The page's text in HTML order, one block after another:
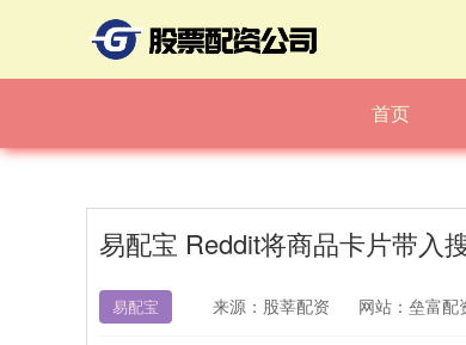
首页
易配宝 Reddit将商品卡片带入
易配宝 来源：股莘配资 网站：垒富配